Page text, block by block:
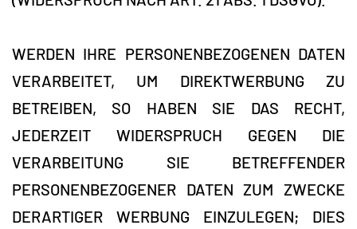
WERDEN IHRE PERSONENBEZOGENEN DATEN
VERARBEITET, UM DIREKTWERBUNG ZU
BETREIBEN, SO HABEN SIE DAS RECHT,
JEDERZEIT WIDERSPRUCH GEGEN DIE
VERARBEITUNG SIE BETREFFENDER
PERSONENBEZOGENER DATEN ZUM ZWECKE
DERARTIGER WERBUNG EINZULEGEN; DIES